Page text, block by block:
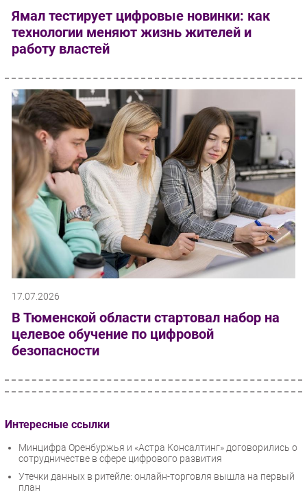
Ямал тестирует цифровые новинки: как
технологии меняют жизнь жителей и
работу властей
17.07.2026
В Тюменской области стартовал набор на
целевое обучение по цифровой
безопасности
Интересные ссылки
Минцифра Оренбуржья и «Астра Консалтинг» договорились о
сотрудничестве в сфере цифрового развития
Утечки данных в ритейле: онлайн-торговля вышла на первый
план